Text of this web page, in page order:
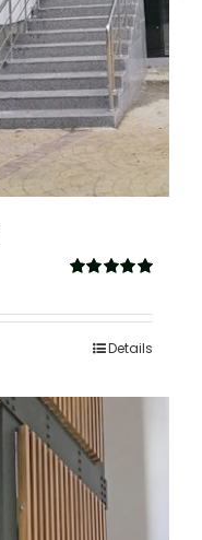
5.00oy aldı
Details